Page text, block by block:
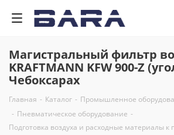
Магистральный фильтр
KRAFTMANN KFW 900-Z
Чебоксарах
Главная - Каталог - Промышленное
- Пневматическое оборудование -
Подготовка воздуха и расходные материалы к